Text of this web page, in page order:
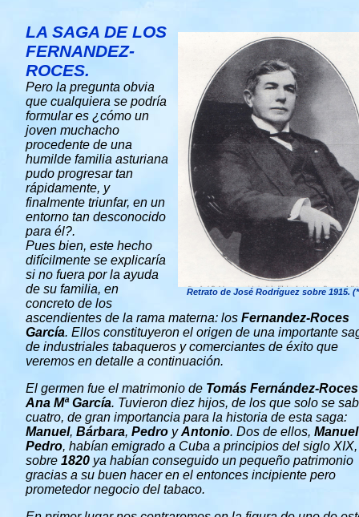
Retrato de José Rodríguez sobre 1915.
LA SAGA DE LOS
FERNANDEZ-
ROCES.
Pero la pregunta obvia
que cualquiera se podría
formular es ¿cómo un
joven muchacho
procedente de una
humilde familia asturiana
pudo progresar tan
rápidamente, y
finalmente triunfar, en un
entorno tan desconocido
para él?.
Pues bien, este hecho
difícilmente se explicaría
si no fuera por la ayuda
de su familia, en
concreto de los
ascendientes de la rama materna: los Fernandez-Roces
García. Ellos constituyeron el origen de una importante
de industriales tabaqueros y comerciantes de éxito que
veremos en detalle a continuación.
El germen fue el matrimonio de Tomás Fernández-Roces
Ana Mª García. Tuvieron diez hijos, de los que solo se
cuatro, de gran importancia para la historia de esta saga:
Manuel, Bárbara, Pedro yAntonio. Dos de ellos, Manuel
Pedro, habían emigrado a Cuba a principios del siglo
sobre 1820 ya habían conseguido un pequeño patrimonio
gracias a su buen hacer en el entonces incipiente pero
prometedor negocio del tabaco.